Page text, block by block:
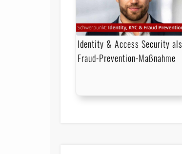
Identity & Access Security als
Fraud-Prevention-Maßnahme